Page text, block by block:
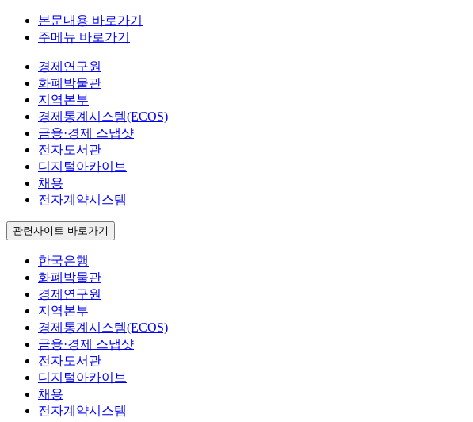
본문내용 바로가기
주메뉴 바로가기
경제연구원
화폐박물관
지역본부
경제통계시스템(ECOS)
금융·경제 스냅샷
전자도서관
디지털아카이브
채용
전자계약시스템
관련사이트 바로가기
한국은행
화폐박물관
경제연구원
지역본부
경제통계시스템(ECOS)
금융·경제 스냅샷
전자도서관
디지털아카이브
채용
전자계약시스템